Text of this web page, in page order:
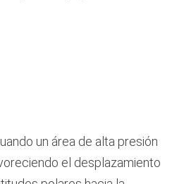
un área de alta presión
el desplazamiento